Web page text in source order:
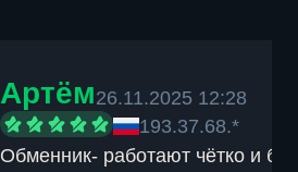
Артём26.11.2025 12:28
193.37.68.*
Обменник- работают чётко и